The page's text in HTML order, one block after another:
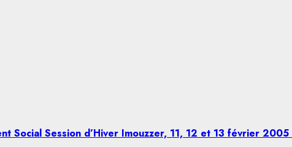
Social Session d’Hiver Imouzzer, 11, 12 et 13 février